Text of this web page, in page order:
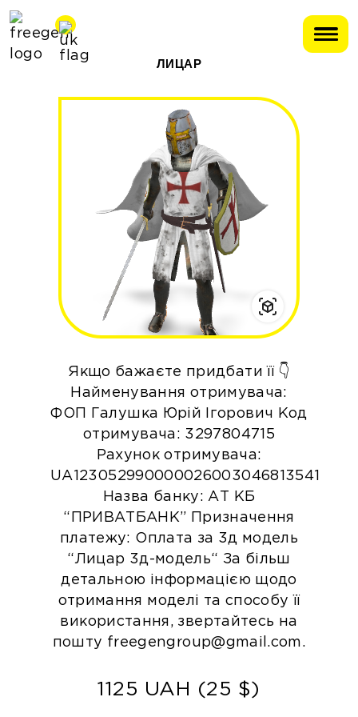
ЛИЦАР
Якщо бажаєте придбати її 👇
Найменування отримувача:
ФОП Галушка Юрій Ігорович Код
отримувача: 3297804715
Рахунок отримувача:
UA123052990000026003046813541
Назва банку: АТ КБ
“ПРИВАТБАНК” Призначення
платежу: Оплата за 3д модель
“Лицар 3д-модель“ За більш
детальною інформацією щодо
отримання моделі та способу її
використання, звертайтесь на
пошту freegengroup@gmail.com.
1125 UAH (25 $)